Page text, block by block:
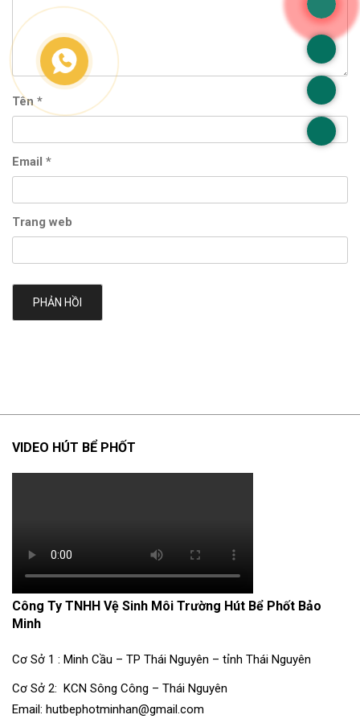
Tên*
Email *
Trang web
VIDEO HÚT BỂ PHỐT
Công Ty TNHH Vệ Sinh Môi Trường Hút Bể Phốt Bảo
Minh
Cơ Sở 1 : Minh Cầu – TP Thái Nguyên – tỉnh Thái Nguyên
Cơ Sở 2: KCN Sông Công – Thái Nguyên
Email: hutbephotminhan@gmail.com